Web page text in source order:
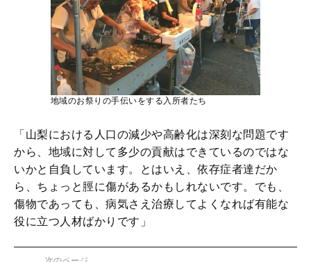
地域のお祭りの手伝いをする入所者たち
「山梨における人口の減少や高齢化は深刻な問題です
から、地域に対して多少の貢献はできているのではな
いかと自負しています。とはいえ、依存症者達だか
ら、ちょっと脛に傷があるかもしれないです。でも、
傷物であっても、病気さえ治療してよくなれば有能な
役に立つ人材ばかりです」